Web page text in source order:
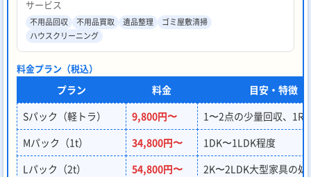
サービス
不用品回収 不用品買取 遺品整理
ゴミ屋敷清掃
ハウスクリーニング
料金プラン（税込）
プラン 料金
目安・特徴
Sパック（軽トラ）
9,800円〜
1〜2点の少量回収、1R
Mパック（1t）
34,800円〜
1DK〜1LDK程度
Lパック（2t）
54,800円〜 2K〜2LDK大型家具の処